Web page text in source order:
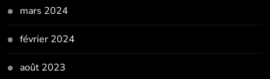
mars 2024
février 2024
août 2023